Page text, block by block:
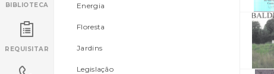
BIBLIOTECA
REQUISITAR
Energia
Floresta
Jardins
Legislação